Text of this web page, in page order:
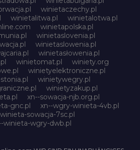
winietaczechy.pl
winietalitwa.pl
winietalotwa.pl
winietapolska.pl
winietaslovenia.pl
winietaslowenia.pl
winietasłowenia.pl
winietomat.pl
winiety.org
winietyelektroniczne.pl
winietywegry.pl
winietyzakup.pl
xn--sowacja-njb.org.pl
gnc.pl
xn--wgry-winieta-4vb.pl
sowacja-7sc.pl
winieta-wgry-dwb.pl